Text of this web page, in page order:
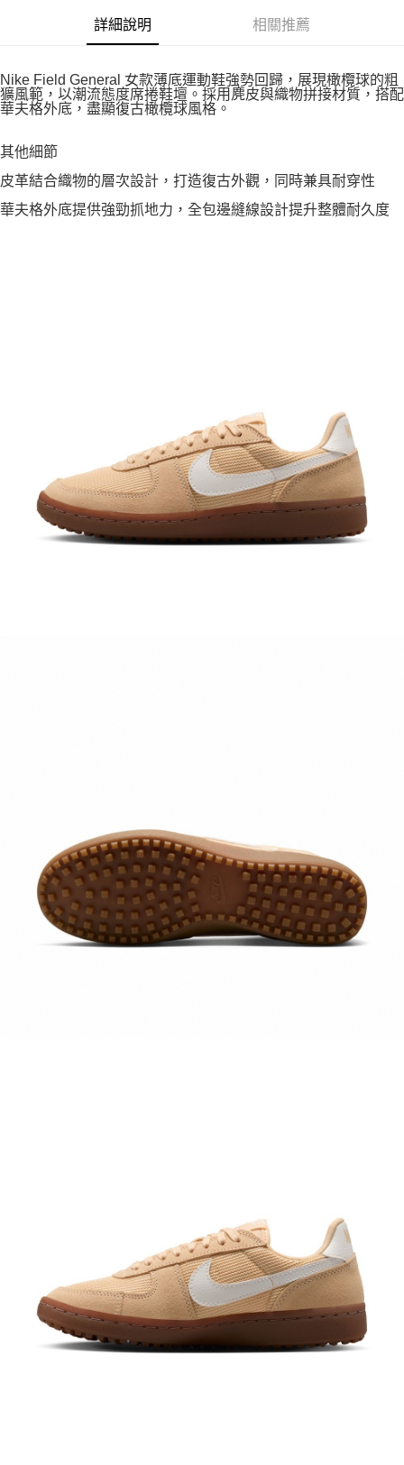
詳細說明 相關推薦
Nike Field General 女款薄底運動鞋強勢回歸，展現橄欖球的粗
獷風範，以潮流態度席捲鞋壇。採用麂皮與織物拼接材質，搭配
華夫格外底，盡顯復古橄欖球風格。
其他細節
皮革結合織物的層次設計，打造復古外觀，同時兼具耐穿性
華夫格外底提供強勁抓地力，全包邊縫線設計提升整體耐久度